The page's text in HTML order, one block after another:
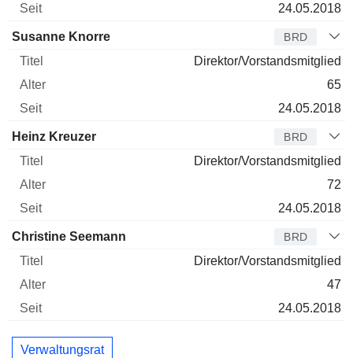
24.05.2018
Susanne Knorre BRD
Direktor/Vorstandsmitglied
65
24.05.2018
Heinz Kreuzer BRD
Direktor/Vorstandsmitglied
72
24.05.2018
Christine Seemann BRD
Direktor/Vorstandsmitglied
47
24.05.2018
Verwaltungsrat